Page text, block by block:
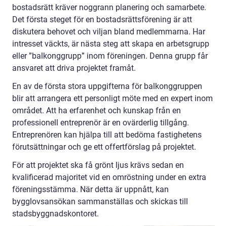
bostadsrätt kräver noggrann planering och samarbete.
Det första steget för en bostadsrättsförening är att
diskutera behovet och viljan bland medlemmarna. Har
intresset väckts, är nästa steg att skapa en arbetsgrupp
eller ”balkonggrupp” inom föreningen. Denna grupp får
ansvaret att driva projektet framåt.
En av de första stora uppgifterna för balkonggruppen
blir att arrangera ett personligt möte med en expert inom
området. Att ha erfarenhet och kunskap från en
professionell entreprenör är en ovärderlig tillgång.
Entreprenören kan hjälpa till att bedöma fastighetens
förutsättningar och ge ett offertförslag på projektet.
För att projektet ska få grönt ljus krävs sedan en
kvalificerad majoritet vid en omröstning under en extra
föreningsstämma. När detta är uppnått, kan
bygglovsansökan sammanställas och skickas till
stadsbyggnadskontoret.